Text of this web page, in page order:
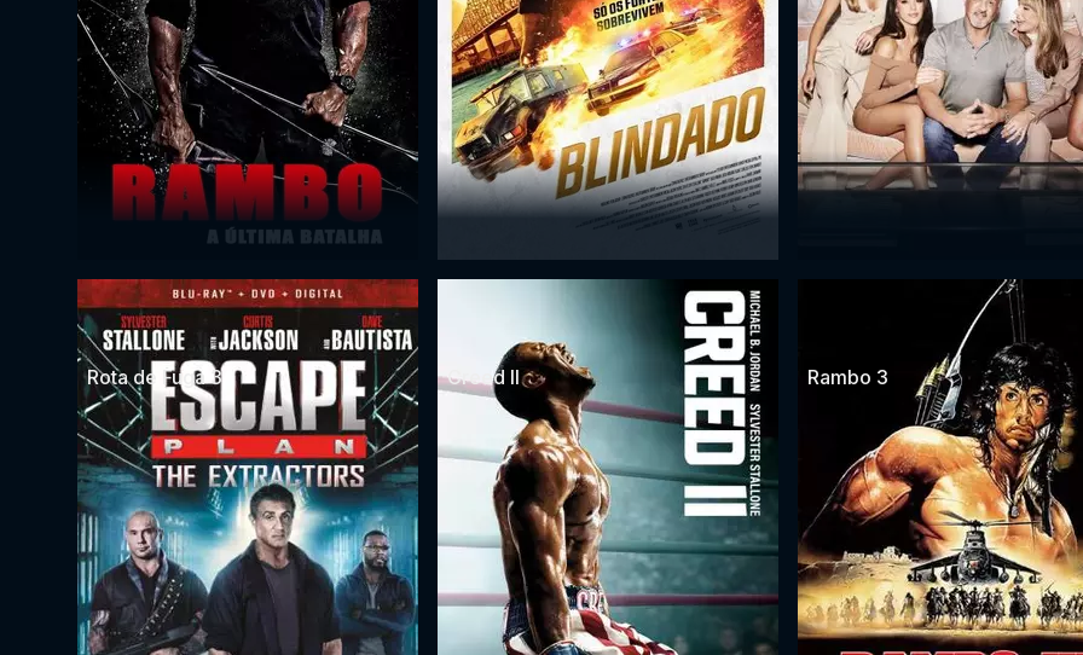
Rota de Fuga 3 Creed II Rambo 3